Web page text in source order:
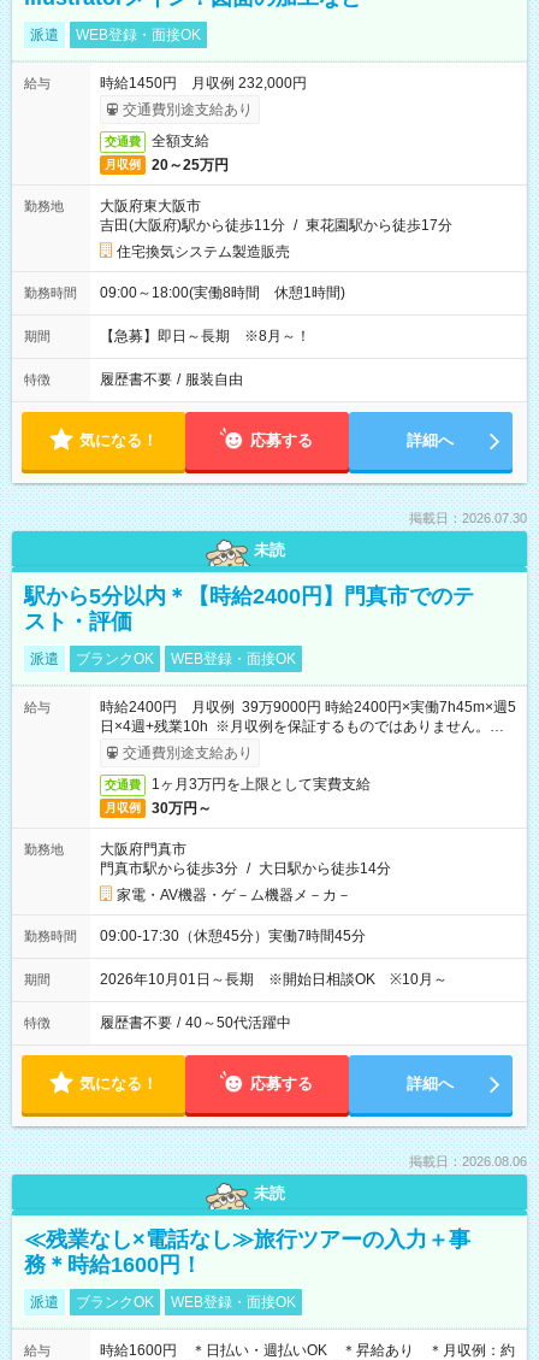
派遣 WEB登録・面接OK
給与
時給1450円 月収例 232,000円
交通費別途支給あり
交通費 全額支給
月収例 20～25万円
勤務地
大阪府東大阪市
吉田(大阪府)駅から徒歩11分 / 東花園駅から徒歩17分
住宅換気システム製造販売
勤務時間 09:00～18:00(実働8時間 休憩1時間)
期間 【急募】即日～長期 ※8月～！
特徴 履歴書不要 / 服装自由
気になる！ 応募する 詳細へ
掲載日：2026.07.30
未読
駅から5分以内＊【時給2400円】門真市でのテ
スト・評価
派遣 ブランクOK WEB登録・面接OK
給与
時給2400円 月収例 39万9000円 時給2400円×実働7h45m×週5
日×4週+残業10h ※月収例を保証するものではありません。※給
与即受取りサービス利用可（利用条件有）
交通費別途支給あり
交通費 1ヶ月3万円を上限として実費支給
月収例 30万円～
勤務地
大阪府門真市
門真市駅から徒歩3分 / 大日駅から徒歩14分
家電・AV機器・ゲ－ム機器メ－カ－
勤務時間 09:00-17:30（休憩45分）実働7時間45分
期間 2026年10月01日～長期 ※開始日相談OK ※10月～
特徴 履歴書不要 / 40～50代活躍中
気になる！ 応募する 詳細へ
掲載日：2026.08.06
未読
≪残業なし×電話なし≫旅行ツアーの入力＋事
務＊時給1600円！
派遣 ブランクOK WEB登録・面接OK
給与
時給1600円 ＊日払い・週払いOK ＊昇給あり ＊月収例：約